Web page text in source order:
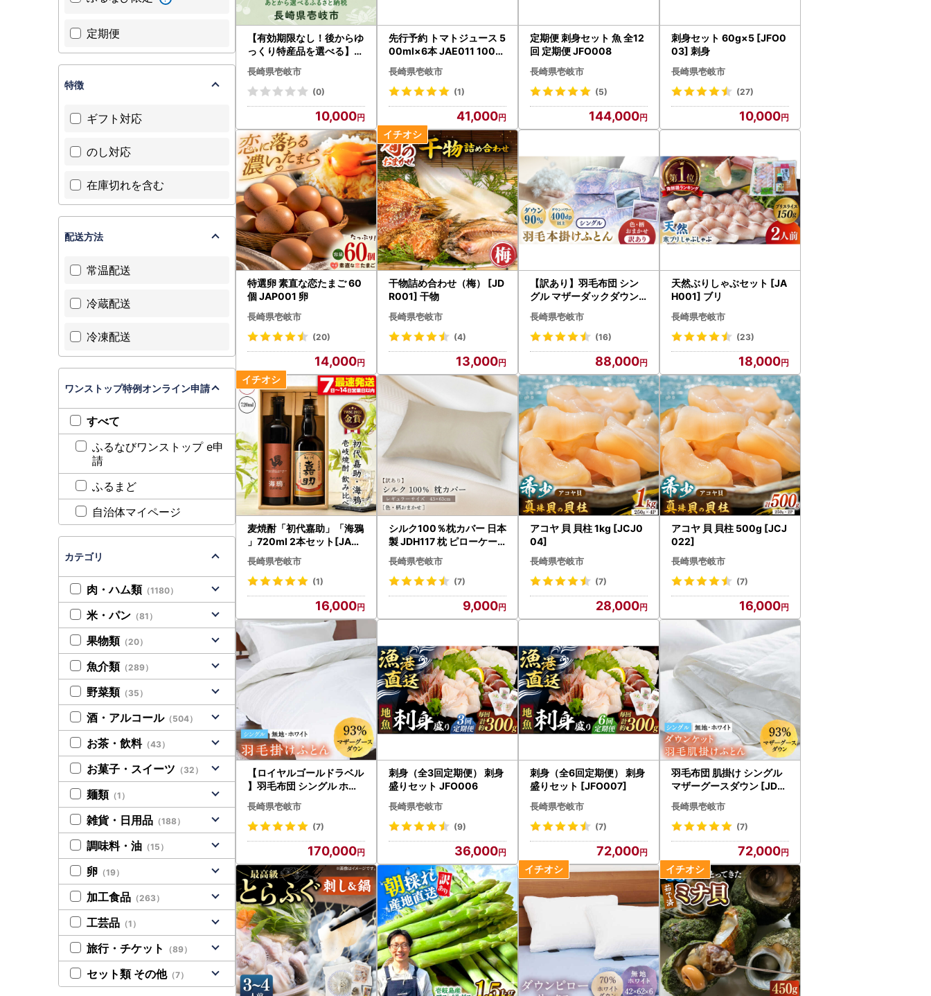
壱岐市ふるさと納税お問い合わせ窓口
TEL：050-8885-0497
FAX：050-6868-2343
受付時間：9:00～17:00
(土曜日・日曜日・祝日及び12月29日～1月3日を除く)
メール：iki@steamship.co.jp
【有効期限なし！後からゆ
っくり特産品を選べる】長
崎県壱岐市カタログポイン
ト
長崎県壱岐市
(0)
10,000
先行予約 トマトジュース 5
00ml×6本 JAE011 100%
トマトジュース
長崎県壱岐市
(1)
41,000
定期便 刺身セット 魚 全12
回 定期便 JFO008
長崎県壱岐市
(5)
144,000
刺身セット 60g×5 [JFO0
03] 刺身
長崎県壱岐市
(27)
10,000
特選卵 素直な恋たまご 60
個 JAP001 卵
長崎県壱岐市
(20)
14,000
干物詰め合わせ（梅） [JD
R001] 干物
長崎県壱岐市
(4)
13,000
【訳あり】羽毛布団 シン
グル マザーダックダウン9
0% 1.2kg (色柄おまかせ) [
JDH063]
長崎県壱岐市
(16)
88,000
天然ぶりしゃぶセット [JA
H001] ブリ
長崎県壱岐市
(23)
18,000
麦焼酎「初代嘉助」「海鴉
」720ml 2本セット[JAD0
01] 壱岐の華 麦焼酎 飲み
比べ
長崎県壱岐市
(1)
16,000
シルク100％枕カバー 日本
製 JDH117 枕 ピローケー
ス
長崎県壱岐市
(7)
9,000
アコヤ 貝 貝柱 1kg [JCJ0
04]
長崎県壱岐市
(7)
28,000
アコヤ 貝 貝柱 500g [JCJ
022]
長崎県壱岐市
(7)
16,000
【ロイヤルゴールドラベル
】羽毛布団 シングル ホワ
イトプリンセス マザーグ
ースダウン93% 1.2kg [JD
H002]
長崎県壱岐市
(7)
170,000
刺身（全3回定期便） 刺身
盛りセット JFO006
長崎県壱岐市
(9)
36,000
刺身（全6回定期便） 刺身
盛りセット [JFO007]
長崎県壱岐市
(7)
72,000
羽毛布団 肌掛け シングル
マザーグースダウン [JDH
024] 布団 夏 も快適
長崎県壱岐市
(7)
72,000
定期便
特徴
ギフト対応
のし対応
在庫切れを含む
配送方法
常温配送
冷蔵配送
冷凍配送
ワンストップ特例オンライン申請
すべて
ふるなびワンストップ e申
請
ふるまど
自治体マイページ
カテゴリ
肉・ハム類 （1180）
米・パン （81）
果物類 （20）
魚介類 （289）
野菜類 （35）
酒・アルコール（504）
お茶・飲料（43）
お菓子・スイーツ （32）
麺類 （1）
雑貨・日用品 （188）
調味料・油 （15）
卵 （19）
加工食品 （263）
工芸品 （1）
旅行・チケット （89）
セット類 その他（7）